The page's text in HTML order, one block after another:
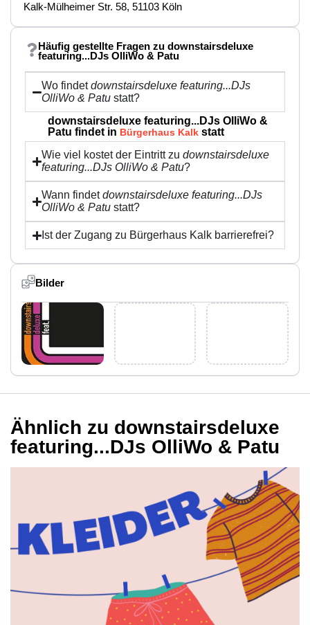
Kalk-Mülheimer Str. 58, 51103 Köln
Häufig gestellte Fragen zu downstairsdeluxe
featuring...DJs OlliWo & Patu
Wo findetdownstairsdeluxe featuring...DJs
OlliWo & Patu statt?
downstairsdeluxe featuring...DJs OlliWo &
Patu findet in Bürgerhaus Kalk statt
Wie viel kostet der Eintritt zudownstairsdeluxe
featuring...DJs OlliWo & Patu?
Wann findetdownstairsdeluxe featuring...DJs
OlliWo & Patu statt?
Ist der Zugang zu Bürgerhaus Kalk barrierefrei?
Bilder
Ähnlich zu downstairsdeluxe
featuring...DJs OlliWo & Patu